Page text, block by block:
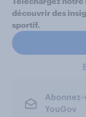
découvrir des
sportif.
YouGov